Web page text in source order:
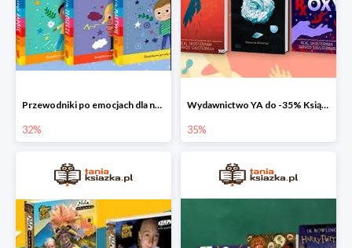
Przewodniki po emocjach dla najmłodszych
32%
Wydawnictwo YA do -35% Książki dla młodzieży
35%